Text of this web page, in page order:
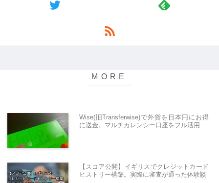
Wise(旧Transferwise)で外貨を日本円にお得
に送金。マルチカレンシー口座をフル活用
【スコア公開】イギリスでクレジットカード
ヒストリー構築。実際に審査が通った体験談